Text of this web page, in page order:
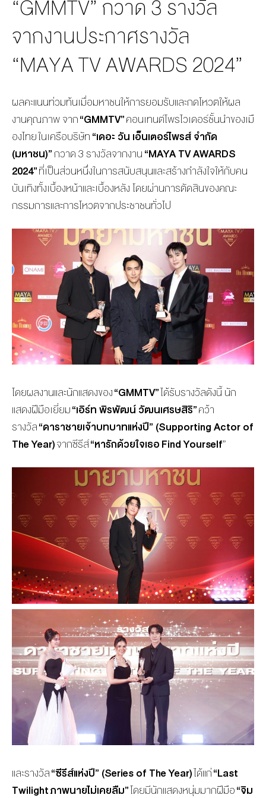
BOARD OF
MANAGEMENT
TEAM
ORGANIZATION
CHART
AWARDS
ACTS
“GMMTV” กวาด 3 รางวัล
จากงานประกาศรางวัล
“MAYA TV AWARDS 2024”
ผลคะแนนท่วมท้นเมื่อมหาชนให้การยอมรับและกดโหวตให้ผล
งานคุณภาพ จาก“GMMTV”คอนเทนต์โพรไวเดอร์ชั้นนำของเมื
องไทย ในเครือบริษัท“เดอะ วัน เอ็นเตอร์ไพรส์ จำกัด
(มหาชน)”กวาด 3 รางวัลจากงาน“MAYA TV AWARDS
2024”ที่เป็นส่วนหนึ่งในการสนับสนุนและสร้างกำลังใจให้กับคน
บันเทิงทั้งเบื้องหน้าและเบื้องหลัง โดยผ่านการตัดสินของคณะ
กรรมการและการโหวตจากประชาชนทั่วไป
โดยผลงานและนักแสดงของ“GMMTV”ได้รับรางวัลดังนี้ นัก
แสดงฝีมือเยี่ยม“เอิร์ท พิรพัฒน์ วัฒนเศรษสิริ”คว้า
รางวัล“ดาราชายเจ้าบทบาทแห่งปี” (Supporting Actor of
The Year)จากซีรีส์“หารักด้วยใจเธอFind Yourself”
และรางวัล“ซีรีส์แห่งปี” (Series of The Year)ได้แก่“Last
Twilight ภาพนายไม่เคยลืม”โดยมีนักแสดงหนุ่มมากฝีมือ“จิม